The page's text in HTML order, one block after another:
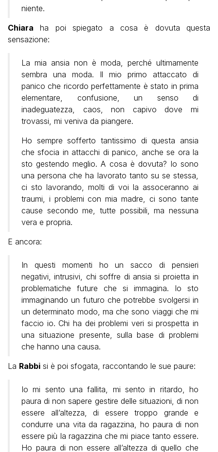
niente.
Chiara ha poi spiegato a cosa è dovuta questa
sensazione:
La mia ansia non è moda, perché ultimamente
sembra una moda. Il mio primo attaccato di
panico che ricordo perfettamente è stato in prima
elementare, confusione, un senso di
inadeguatezza, caos, non capivo dove mi
trovassi, mi veniva da piangere.
Ho sempre sofferto tantissimo di questa ansia
che sfocia in attacchi di panico, anche se ora la
sto gestendo meglio. A cosa è dovuta? Io sono
una persona che ha lavorato tanto su se stessa,
ci sto lavorando, molti di voi la assoceranno ai
traumi, i problemi con mia madre, ci sono tante
cause secondo me, tutte possibili, ma nessuna
vera e propria.
E ancora:
In questi momenti ho un sacco di pensieri
negativi, intrusivi, chi soffre di ansia si proietta in
problematiche future che si immagina. Io sto
immaginando un futuro che potrebbe svolgersi in
un determinato modo, ma che sono viaggi che mi
faccio io. Chi ha dei problemi veri si prospetta in
una situazione presente, sulla base di problemi
che hanno una causa.
La Rabbi si è poi sfogata, raccontando le sue paure:
Io mi sento una fallita, mi sento in ritardo, ho
paura di non sapere gestire delle situazioni, di non
essere all’altezza, di essere troppo grande e
condurre una vita da ragazzina, ho paura di non
essere più la ragazzina che mi piace tanto essere.
Ho paura di non essere all’altezza di quello che